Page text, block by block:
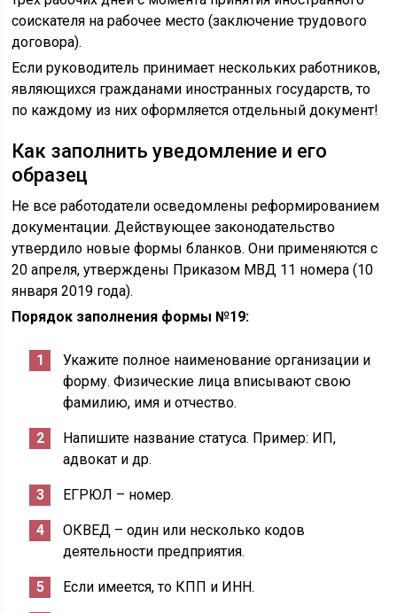
соискателя на рабочее место (заключение трудового
договора).
Если руководитель принимает нескольких работников,
являющихся гражданами иностранных государств, то
по каждому из них оформляется отдельный документ!
Как заполнить уведомление и его
образец
Не все работодатели осведомлены реформированием
документации. Действующее законодательство
утвердило новые формы бланков. Они применяются с
20 апреля, утверждены Приказом МВД 11 номера (10
января 2019 года).
Порядок заполнения формы №19:
Укажите полное наименование организации и
форму. Физические лица вписывают свою
фамилию, имя и отчество.
Напишите название статуса. Пример: ИП,
адвокат и др.
ЕГРЮЛ – номер.
ОКВЕД – один или несколько кодов
деятельности предприятия.
Если имеется, то КПП и ИНН.